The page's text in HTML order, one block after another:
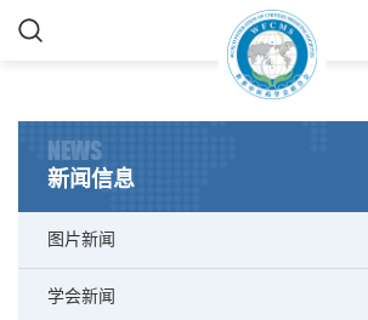
NEWS
新闻信息
图片新闻
学会新闻